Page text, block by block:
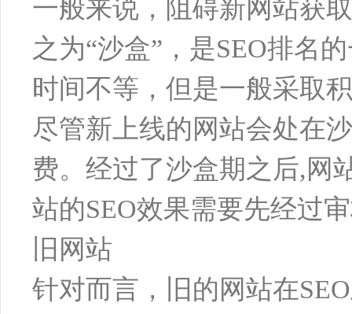
一般来说，阻碍新网站获
之为“沙盒”，是SEO排名
时间不等，但是一般采取
尽管新上线的网站会处在
费。经过了沙盒期之后,网
站的SEO效果需要先经过
旧网站
针对而言，旧的网站在